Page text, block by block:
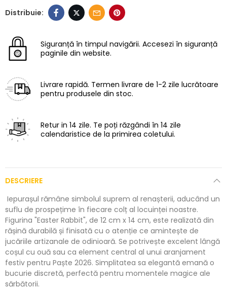
Siguranță în timpul navigării. Accesezi în siguranță
paginile din website.
Livrare rapidă. Termen livrare de 1-2 zile lucrătoare
pentru produsele din stoc.
Retur in 14 zile. Te poți răzgândi în 14 zile
calendaristice de la primirea coletului.
DESCRIERE
Iepurașul rămâne simbolul suprem al renașterii, aducând un
suflu de prospețime în fiecare colț al locuinței noastre.
Figurina "Easter Rabbit", de 12 cm x 14 cm, este realizată din
rășină durabilă și finisată cu o atenție ce amintește de
jucăriile artizanale de odinioară. Se potrivește excelent lângă
coșul cu ouă sau ca element central al unui aranjament
festiv pentru Paște 2026. Simplitatea sa elegantă emană o
bucurie discretă, perfectă pentru momentele magice ale
sărbătorii.